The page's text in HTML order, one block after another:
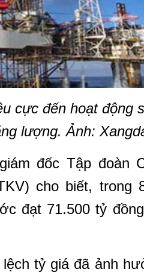
cực đến hoạt động
lượng. Ảnh:
đốc Tập đoàn
cho biết, trong
đạt 71.500 tỷ
tỷ giá đã ảnh